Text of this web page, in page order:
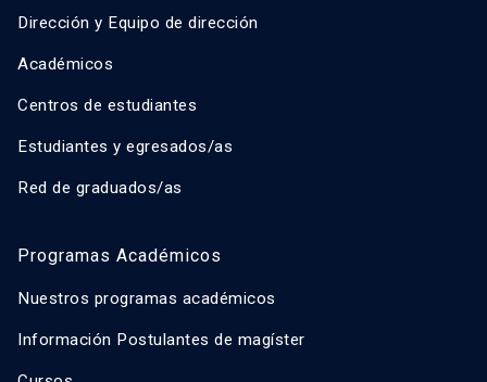
Dirección y Equipo de dirección
Académicos
Centros de estudiantes
Estudiantes y egresados/as
Red de graduados/as
Programas Académicos
Nuestros programas académicos
Información Postulantes de magíster